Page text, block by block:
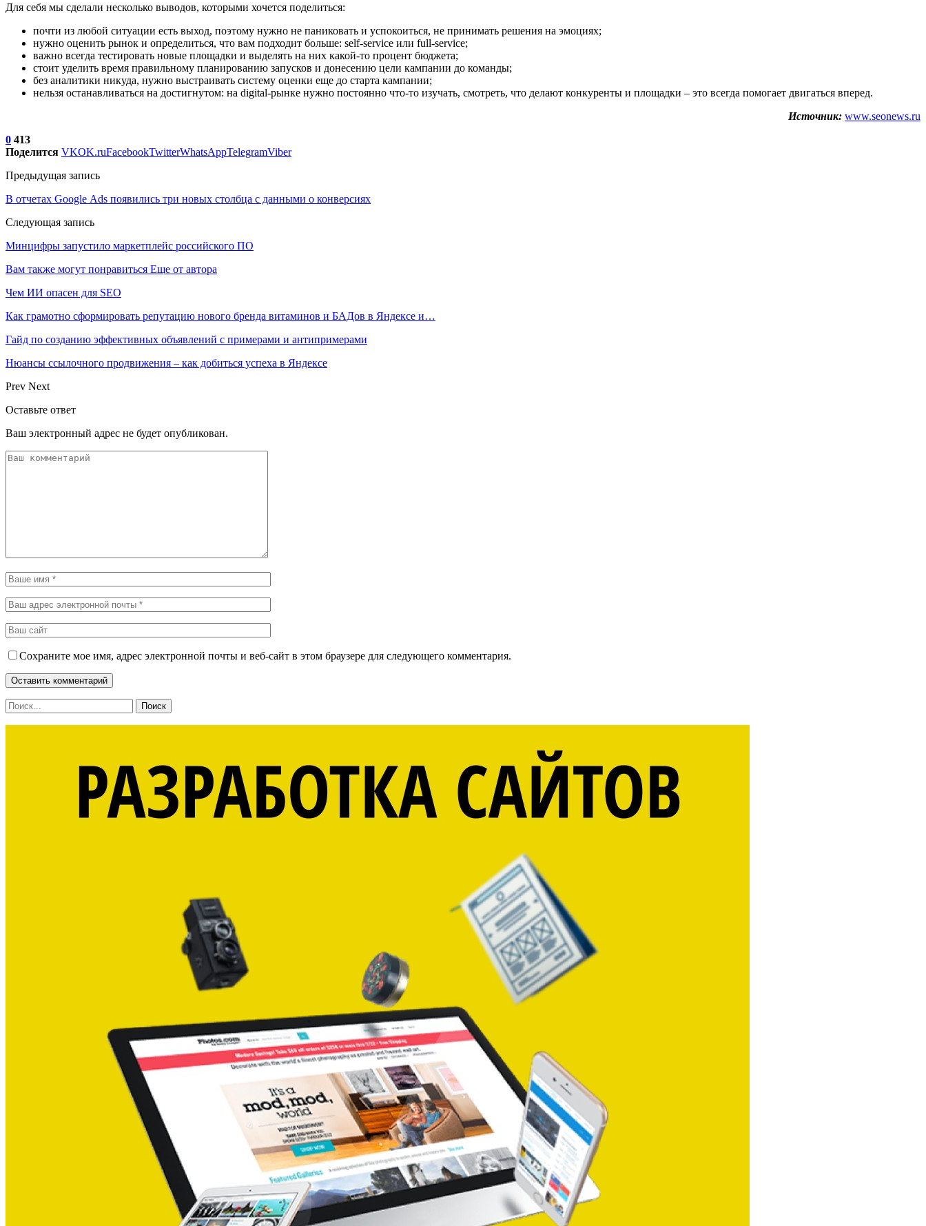
Для себя мы сделали несколько выводов, которыми хочется поделиться:
почти из любой ситуации есть выход, поэтому нужно не паниковать и успокоиться, не принимать решения на эмоциях;
нужно оценить рынок и определиться, что вам подходит больше: self-service или full-service;
важно всегда тестировать новые площадки и выделять на них какой-то процент бюджета;
стоит уделить время правильному планированию запусков и донесению цели кампании до команды;
без аналитики никуда, нужно выстраивать систему оценки еще до старта кампании;
нельзя останавливаться на достигнутом: на digital-рынке нужно постоянно что-то изучать, смотреть, что делают конкуренты и площадки – это всегда помогает двигаться вперед.
Источник: www.seonews.ru
0 413
Поделится VKOK.ruFacebookTwitterWhatsAppTelegramViber
Предыдущая запись
В отчетах Google Ads появились три новых столбца с данными о конверсиях
Следующая запись
Минцифры запустило маркетплейс российского ПО
Вам также могут понравиться Еще от автора
Чем ИИ опасен для SEO
Как грамотно сформировать репутацию нового бренда витаминов и БАДов в Яндексе и…
Гайд по созданию эффективных объявлений с примерами и антипримерами
Нюансы ссылочного продвижения – как добиться успеха в Яндексе
Prev Next
Оставьте ответ
Ваш электронный адрес не будет опубликован.
Сохраните мое имя, адрес электронной почты и веб-сайт в этом браузере для следующего комментария.